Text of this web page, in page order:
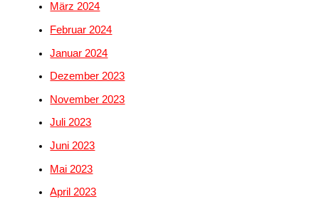
März 2024
Februar 2024
Januar 2024
Dezember 2023
November 2023
Juli 2023
Juni 2023
Mai 2023
April 2023